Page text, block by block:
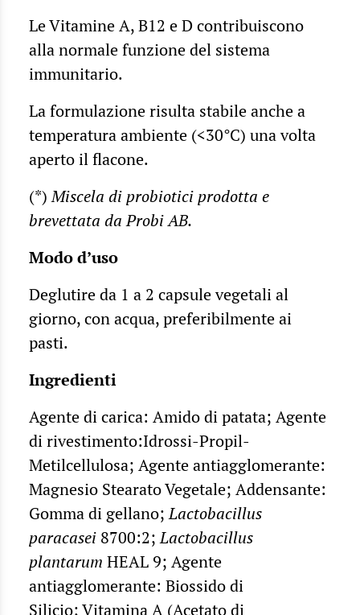
Le Vitamine A, B12 e D contribuiscono
alla normale funzione del sistema
immunitario.
La formulazione risulta stabile anche a
temperatura ambiente (<30°C) una volta
aperto il flacone.
(*)Miscela di probiotici prodotta e
brevettata da Probi AB.
Modo d’uso
Deglutire da 1 a 2 capsule vegetali al
giorno, con acqua, preferibilmente ai
pasti.
Ingredienti
Agente di carica: Amido di patata; Agente
di rivestimento:Idrossi-Propil-
Metilcellulosa; Agente antiagglomerante:
Magnesio Stearato Vegetale; Addensante:
Gomma di gellano;Lactobacillus
paracasei 8700:2;Lactobacillus
plantarum HEAL 9; Agente
antiagglomerante: Biossido di
Silicio; Vitamina A (Acetato di